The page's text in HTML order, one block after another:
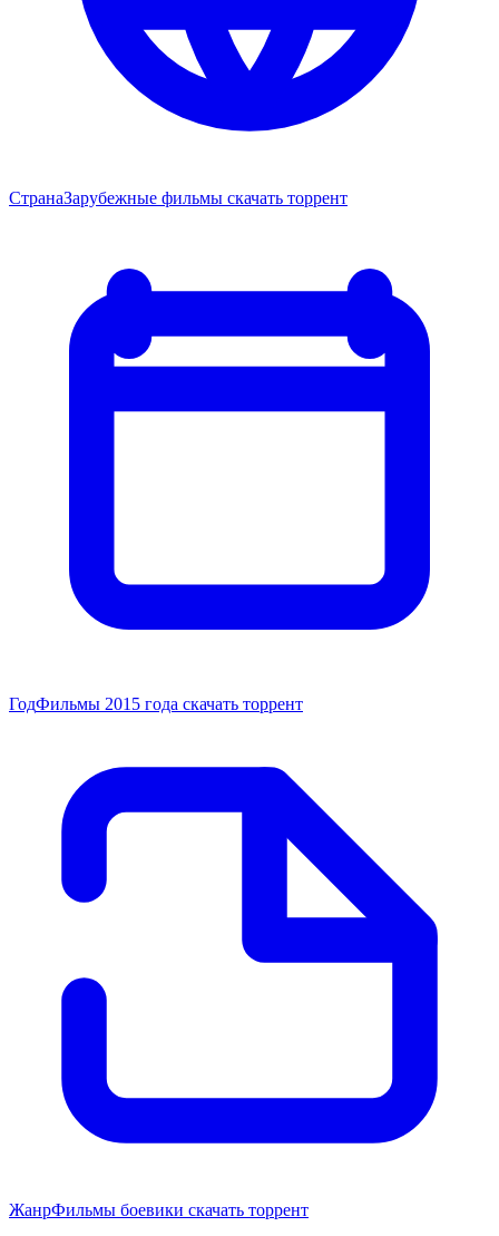
СтранаЗарубежные фильмы скачать торрент
ГодФильмы 2015 года скачать торрент
ЖанрФильмы боевики скачать торрент